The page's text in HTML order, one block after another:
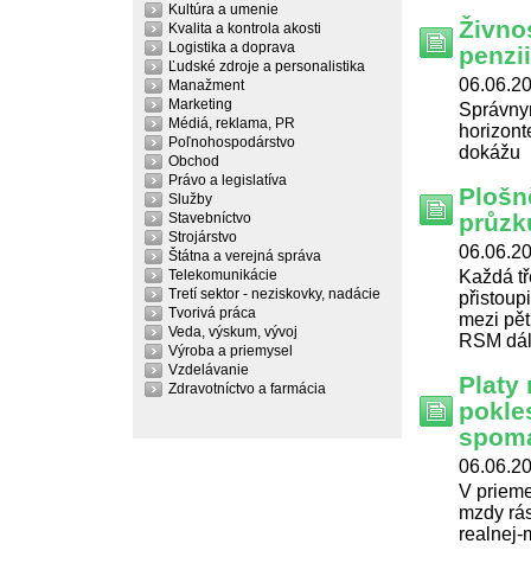
Kultúra a umenie
Kvalita a kontrola akosti
Logistika a doprava
Ľudské zdroje a personalistika
Manažment
Marketing
Médiá, reklama, PR
Poľnohospodárstvo
Obchod
Právo a legislatíva
Služby
Stavebníctvo
Strojárstvo
Štátna a verejná správa
Telekomunikácie
Tretí sektor - neziskovky, nadácie
Tvorivá práca
Veda, výskum, vývoj
Výroba a priemysel
Vzdelávanie
Zdravotníctvo a farmácia
dokážu
Každá
mezi
RSM
Platy
V
mzdy
realnej-